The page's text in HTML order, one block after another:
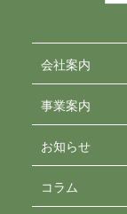
会社案内
事業案内
お知らせ
コラム